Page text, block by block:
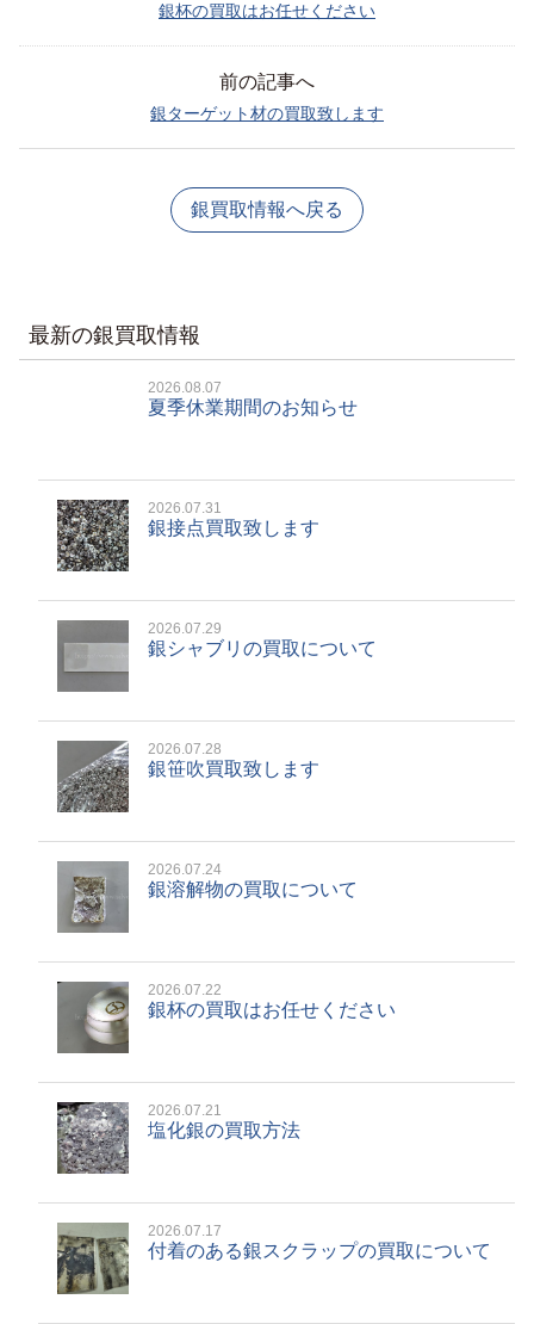
銀杯の買取はお任せください
前の記事へ
銀ターゲット材の買取致します
銀買取情報へ戻る
最新の銀買取情報
2026.08.07
夏季休業期間のお知らせ
2026.07.31
銀接点買取致します
2026.07.29
銀シャブリの買取について
2026.07.28
銀笹吹買取致します
2026.07.24
銀溶解物の買取について
2026.07.22
銀杯の買取はお任せください
2026.07.21
塩化銀の買取方法
2026.07.17
付着のある銀スクラップの買取について